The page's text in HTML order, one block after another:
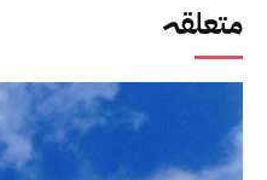
متعلقہ